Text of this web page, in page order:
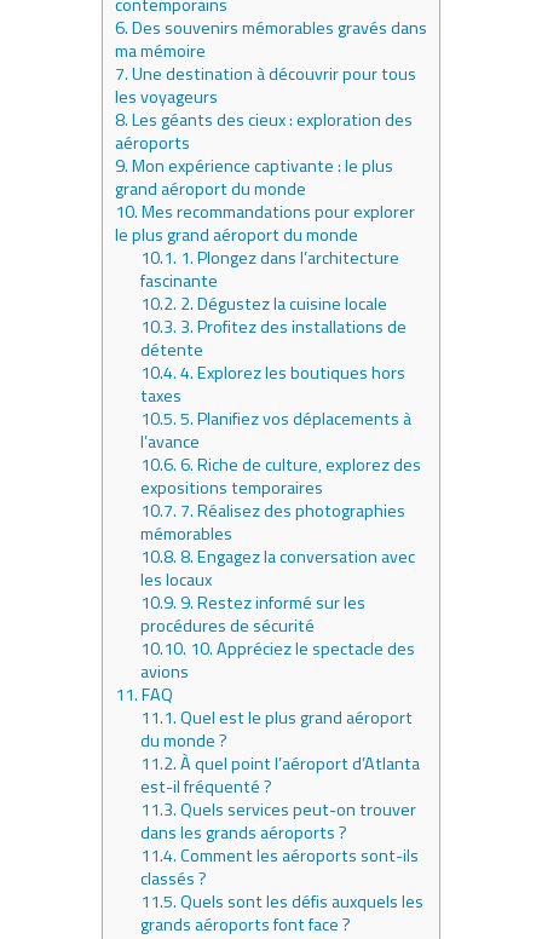
6.Des souvenirs mémorables gravés dans
ma mémoire
7.Une destination à découvrir pour tous
les voyageurs
8.Les géants des cieux : exploration des
aéroports
9.Mon expérience captivante : le plus
grand aéroport du monde
10.Mes recommandations pour explorer
le plus grand aéroport du monde
10.1. 1. Plongez dans l’architecture
fascinante
10.2. 2. Dégustez la cuisine locale
10.3. 3. Profitez des installations de
détente
10.4.4. Explorez les boutiques hors
taxes
10.5.5. Planifiez vos déplacements à
l’avance
10.6.6. Riche de culture, explorez des
expositions temporaires
10.7. 7. Réalisez des photographies
mémorables
10.8.8. Engagez la conversation avec
les locaux
10.9. 9. Restez informé sur les
procédures de sécurité
10.10. 10. Appréciez le spectacle des
avions
11.FAQ
11.1.Quel est le plus grand aéroport
du monde ?
11.2.À quel point l’aéroport d’Atlanta
est-il fréquenté ?
11.3.Quels services peut-on trouver
dans les grands aéroports ?
11.4.Comment les aéroports sont-ils
classés ?
11.5.Quels sont les défis auxquels les
grands aéroports font face ?